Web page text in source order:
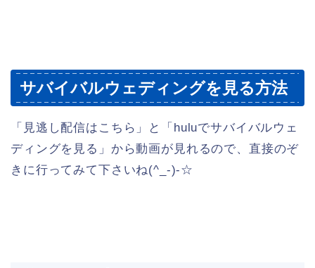
サバイバルウェディングを見る方法
「見逃し配信はこちら」と「huluでサバイバルウェ
ディングを見る」から動画が見れるので、直接のぞ
きに行ってみて下さいね(^_-)-☆